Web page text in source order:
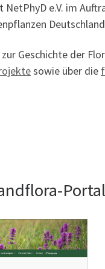
e.V. im
Geschichte der
sowie über die